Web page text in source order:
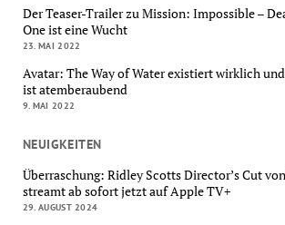
Der Teaser-Trailer zu Mission: Impossible –
One ist eine Wucht
23. MAI 2022
Avatar: The Way of Water existiert wirklich
ist atemberaubend
9. MAI 2022
NEUIGKEITEN
Überraschung: Ridley Scotts Director’s Cut
streamt ab sofort jetzt auf Apple TV+
29. AUGUST 2024